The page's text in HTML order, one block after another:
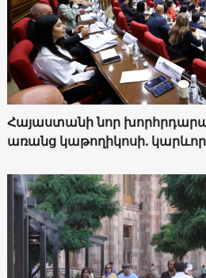
Հայաստանի նոր
առանց կաթողիկոսի.